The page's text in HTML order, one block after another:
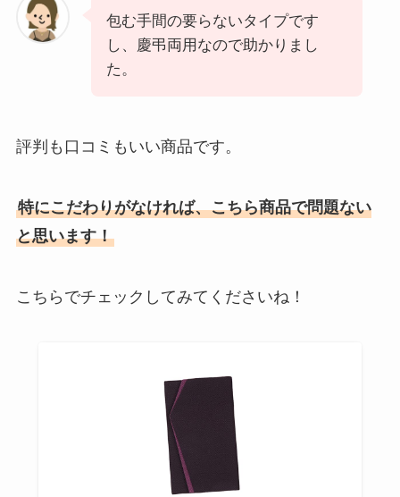
包む手間の要らないタイプです
し、慶弔両用なので助かりまし
た。
評判も口コミもいい商品です。
特にこだわりがなければ、こちら商品で問題ない
と思います！
こちらでチェックしてみてくださいね！